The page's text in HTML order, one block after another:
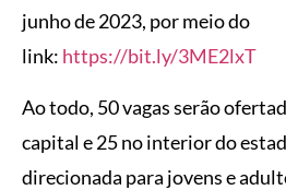
junho de 2023, por meio do
link: https://bit.ly/3ME2lxT
Ao todo, 50 vagas serão
capital e 25 no interior do
direcionada para jovens e